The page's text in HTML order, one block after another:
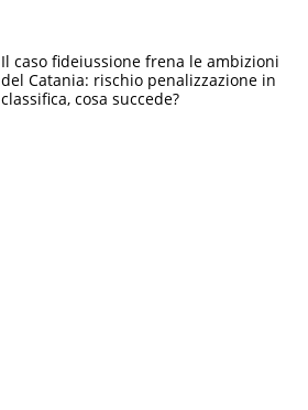
Il caso fideiussione frena le ambizioni
del Catania: rischio penalizzazione in
classifica, cosa succede?